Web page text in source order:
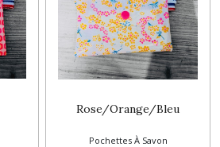
Rose/Orange/Bleu
Pochettes À Savon